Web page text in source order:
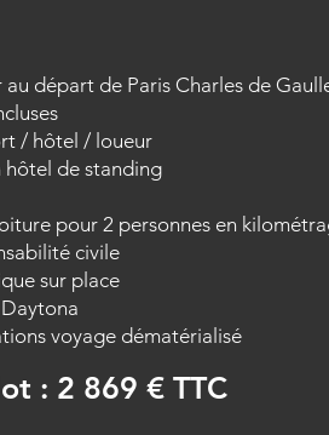
départ de Paris Charles de
/ hôtel / loueur
hôtel de standing
pour 2 personnes en
civile
sur place
voyage dématérialisé
: 2 869 € TTC